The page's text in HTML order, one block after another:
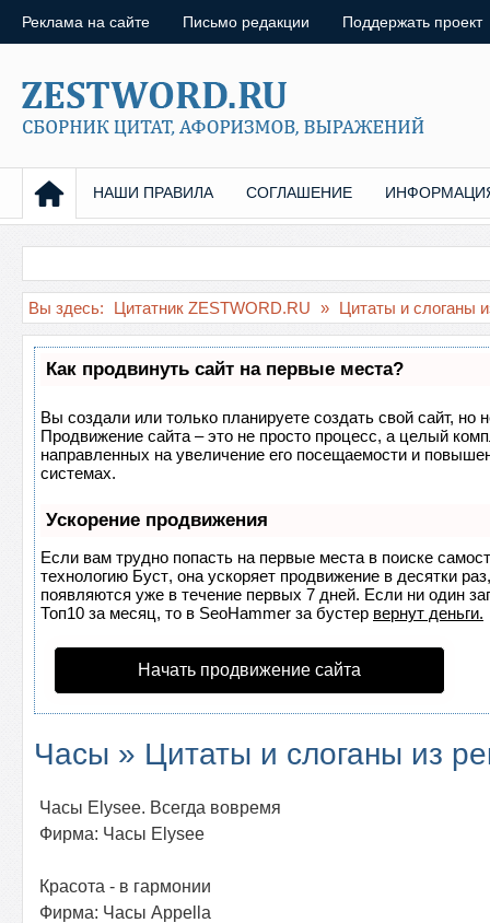
Реклама на сайте Письмо редакции Поддержать проект
НАШИ ПРАВИЛА СОГЛАШЕНИЕ
Вы здесь: Цитатник ZESTWORD.RU » Цитаты и слоганы
Как продвинуть сайт на первые места?
Вы создали или только планируете создать свой сайт, но
Продвижение сайта – это не просто процесс, а целый
направленных на увеличение его посещаемости и
системах.
Ускорение продвижения
Если вам трудно попасть на первые места в поиске
технологию Буст, она ускоряет продвижение в десятки
появляются уже в течение первых 7 дней. Если ни один
Топ10 за месяц, то в SeoHammer за бустер вернут деньги.
Начать продвижение сайта
Часы » Цитаты и слоганы из
Часы Elysee. Всегда вовремя
Фирма: Часы Elysee
Красота - в гармонии
Фирма: Часы Appella